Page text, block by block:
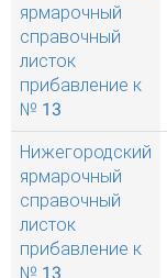
ярмарочный
справочный
листок
прибавление к
№ 13
Нижегородский
ярмарочный
справочный
листок
прибавление к
№ 13